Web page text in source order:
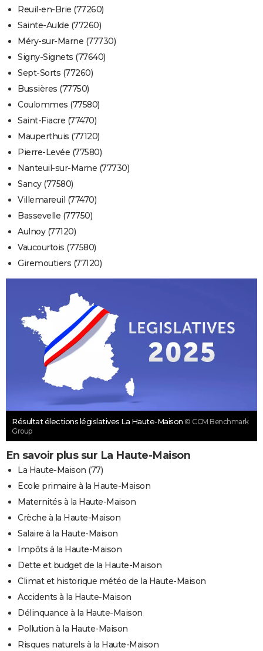
Reuil-en-Brie (77260)
Sainte-Aulde (77260)
Méry-sur-Marne (77730)
Signy-Signets (77640)
Sept-Sorts (77260)
Bussières (77750)
Coulommes (77580)
Saint-Fiacre (77470)
Mauperthuis (77120)
Pierre-Levée (77580)
Nanteuil-sur-Marne (77730)
Sancy (77580)
Villemareuil (77470)
Bassevelle (77750)
Aulnoy (77120)
Vaucourtois (77580)
Giremoutiers (77120)
Résultat élections législatives La Haute-Maison © CCM Benchmark
Group
En savoir plus sur La Haute-Maison
La Haute-Maison (77)
Ecole primaire à la Haute-Maison
Maternités à la Haute-Maison
Crèche à la Haute-Maison
Salaire à la Haute-Maison
Impôts à la Haute-Maison
Dette et budget de la Haute-Maison
Climat et historique météo de la Haute-Maison
Accidents à la Haute-Maison
Délinquance à la Haute-Maison
Pollution à la Haute-Maison
Risques naturels à la Haute-Maison